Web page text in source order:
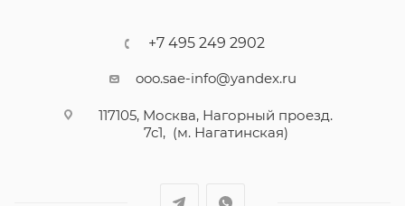
+7 495 249 2902
ooo.sae-info@yandex.ru
117105, Москва, Нагорный проезд.
7с1, (м. Нагатинская)